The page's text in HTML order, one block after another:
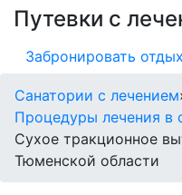
Путевки с
Забронировать отдых
Санатории с лечением
Процедуры лечения в
Сухое тракционное
Тюменской области